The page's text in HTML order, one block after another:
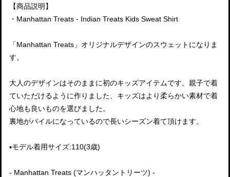
【商品説明】
・Manhattan Treats - Indian Treats Kids Sweat Shirt
「Manhattan Treats」オリジナルデザインのスウェットになりま
す。
大人のデザインはそのままに初のキッズアイテムです。親子で着
ていただけるように作りました、キッズはより柔らかい素材で着
心地も良いものを選びました。
裏地がパイルになっているので長いシーズン着て頂けます。
▪️モデル着用サイズ:110(3歳)
- Manhattan Treats (マンハッタントリーツ) -